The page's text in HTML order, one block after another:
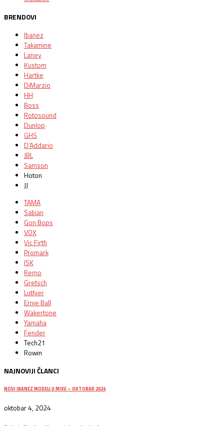
BRENDOVI
Ibanez
Takamine
Laney
Kustom
Hartke
DiMarzio
HH
Boss
Rotosound
Dunlop
GHS
D’Addario
JBL
Samson
Hoton
JJ
TAMA
Sabian
Gon Bops
VOX
Vic Firth
Promark
ISK
Remo
Gretsch
Luthier
Ernie Ball
Wakertone
Yamaha
Fender
Tech21
Rowin
NAJNOVIJI ČLANCI
NOVI IBANEZ MODELI U MIXU – OKTOBAR 2024
oktobar 4, 2024